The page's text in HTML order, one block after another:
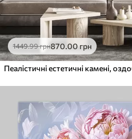
1449.99грн870.00 грн